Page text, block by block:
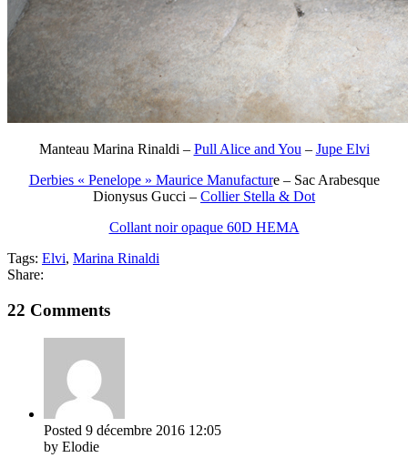
Manteau Marina Rinaldi – Pull Alice and You – Jupe Elvi
Derbies « Penelope » Maurice Manufacture – Sac Arabesque
Dionysus Gucci – Collier Stella & Dot
Collant noir opaque 60D HEMA
Tags: Elvi, Marina Rinaldi
Share:
22 Comments
Posted 9 décembre 2016 12:05
by Elodie